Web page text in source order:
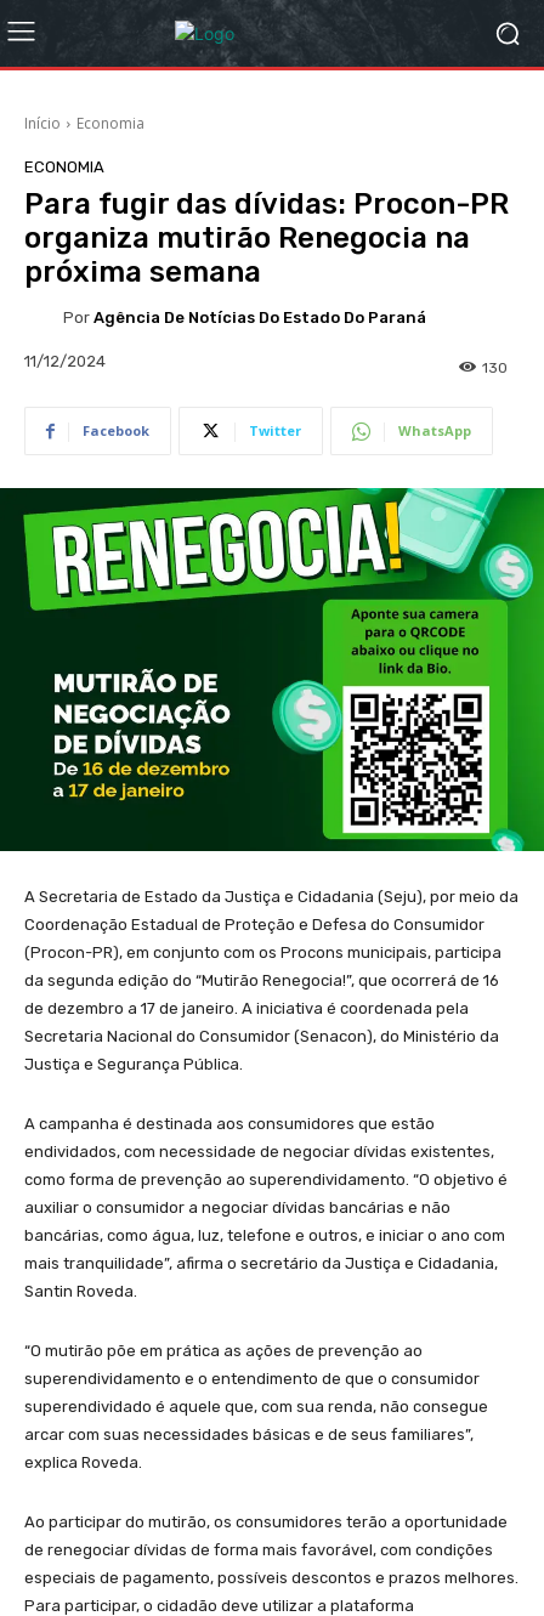
Início Economia
ECONOMIA
Para fugir das dívidas: Procon-PR
organiza mutirão Renegocia na
próxima semana
Por Agência De Notícias Do Estado Do Paraná
11/12/2024 130
Facebook Twitter WhatsApp
A Secretaria de Estado da Justiça e Cidadania (Seju), por meio da
Coordenação Estadual de Proteção e Defesa do Consumidor
(Procon-PR), em conjunto com os Procons municipais, participa
da segunda edição do “Mutirão Renegocia!”, que ocorrerá de 16
de dezembro a 17 de janeiro. A iniciativa é coordenada pela
Secretaria Nacional do Consumidor (Senacon), do Ministério da
Justiça e Segurança Pública.
A campanha é destinada aos consumidores que estão
endividados, com necessidade de negociar dívidas existentes,
como forma de prevenção ao superendividamento. “O objetivo é
auxiliar o consumidor a negociar dívidas bancárias e não
bancárias, como água, luz, telefone e outros, e iniciar o ano com
mais tranquilidade”, afirma o secretário da Justiça e Cidadania,
Santin Roveda.
“O mutirão põe em prática as ações de prevenção ao
superendividamento e o entendimento de que o consumidor
superendividado é aquele que, com sua renda, não consegue
arcar com suas necessidades básicas e de seus familiares”,
explica Roveda.
Ao participar do mutirão, os consumidores terão a oportunidade
de renegociar dívidas de forma mais favorável, com condições
especiais de pagamento, possíveis descontos e prazos melhores.
Para participar, o cidadão deve utilizar a plataforma